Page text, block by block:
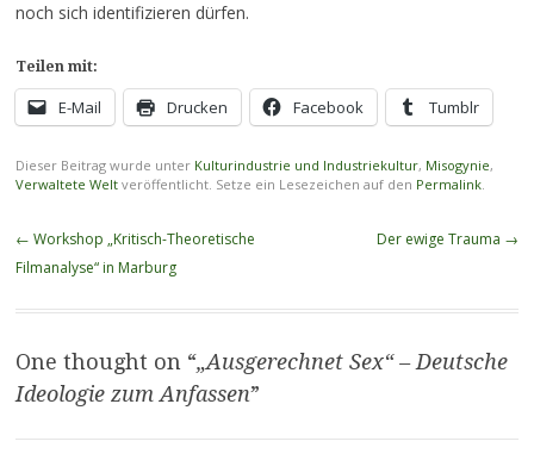
noch sich identifizieren dürfen.
Teilen mit:
E-Mail Drucken Facebook Tumblr
Dieser Beitrag wurde unter Kulturindustrie und Industriekultur, Misogynie,
Verwaltete Weltveröffentlicht. Setze ein Lesezeichen auf den Permalink.
Beitragsnavigation
← Workshop „Kritisch-Theoretische
Filmanalyse“ in Marburg
Der ewige Trauma →
One thought on “„Ausgerechnet Sex“ – Deutsche
Ideologie zum Anfassen”